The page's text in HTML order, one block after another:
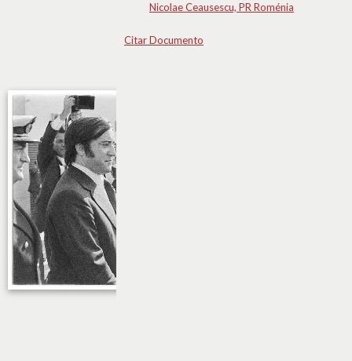
Nicolae Ceausescu, PR Roménia
Citar Documento